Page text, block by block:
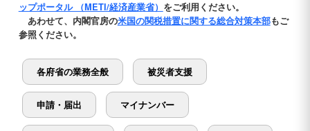
ップポータル （METI/経済産業省） をご利用ください。
あわせて、内閣官房の米国の関税措置に関する総合対策本部もご
参照ください。
各府省の業務全般 被災者支援
申請・届出 マイナンバー